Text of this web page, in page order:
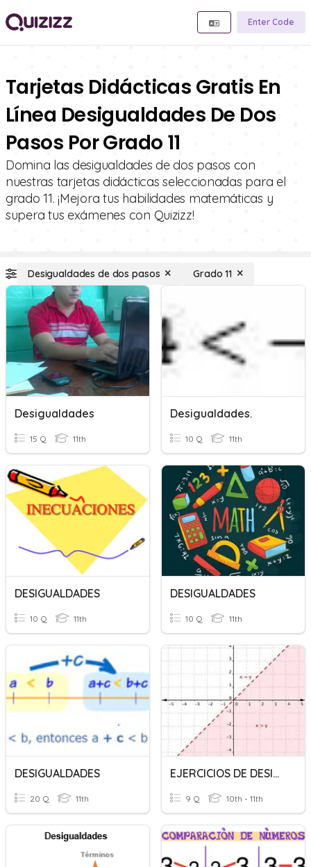
Enter Code
Tarjetas Didácticas Gratis En
Línea Desigualdades De Dos
Pasos Por Grado 11
Domina las desigualdades de dos pasos con
nuestras tarjetas didácticas seleccionadas para el
grado 11. ¡Mejora tus habilidades matemáticas y
supera tus exámenes con Quizizz!
Desigualdades de dos pasos Grado 11
Desigualdades
15 Q 11th
Desigualdades.
10 Q 11th
DESIGUALDADES
10 Q 11th
DESIGUALDADES
10 Q 11th
DESIGUALDADES
20 Q 11th
EJERCICIOS DE DESIGUALDADES
9 Q 10th - 11th